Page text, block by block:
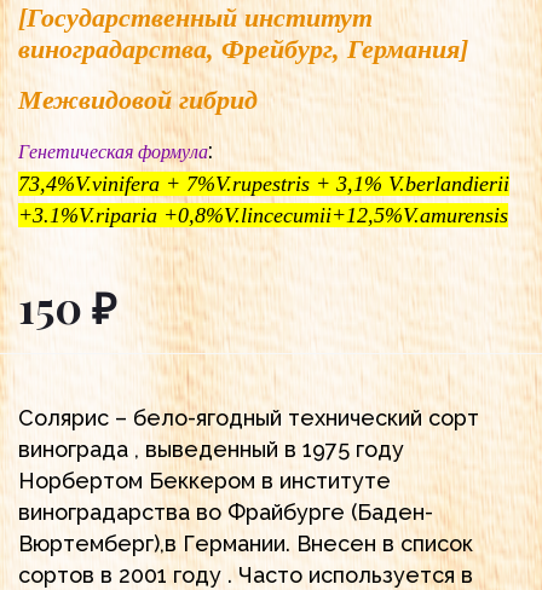
[Государственный институт
виноградарства, Фрейбург, Германия]
Межвидовой гибрид
Генетическая формула:
73,4%V.vinifera + 7%V.rupestris + 3,1% V.berlandierii
+3.1%V.riparia +0,8%V.lincecumii+12,5%V.amurensis
150 ₽
Солярис – бело-ягодный технический сорт
винограда , выведенный в 1975 году
Норбертом Беккером в институте
виноградарства во Фрайбурге (Баден-
Вюртемберг),в Германии. Внесен в список
сортов в 2001 году . Часто используется в